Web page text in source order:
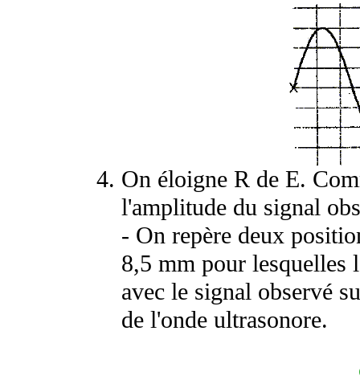
On éloigne R de E.
l'amplitude du signal
- On repère deux
8,5 mm pour lesquelles
avec le signal observé
de l'onde ultrasonore.